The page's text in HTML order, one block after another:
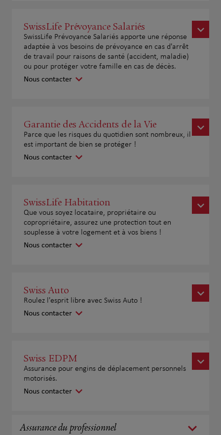
SwissLife Prévoyance Salariés
SwissLife Prévoyance Salariés apporte une réponse
adaptée à vos besoins de prévoyance en cas d'arrêt
de travail pour raisons de santé (accident, maladie)
ou pour protéger votre famille en cas de décès.
Nous contacter
Garantie des Accidents de la Vie
Parce que les risques du quotidien sont nombreux, il
est important de bien se protéger !
Nous contacter
SwissLife Habitation
Que vous soyez locataire, propriétaire ou
copropriétaire, assurez une protection tout en
souplesse à votre logement et à vos biens !
Nous contacter
Swiss Auto
Roulez l'esprit libre avec Swiss Auto !
Nous contacter
Swiss EDPM
Assurance pour engins de déplacement personnels
motorisés.
Nous contacter
Assurance du professionnel